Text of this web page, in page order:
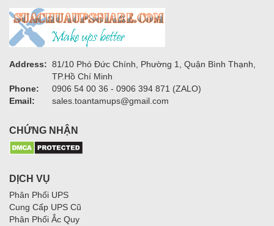
Address: 81/10 Phó Đức Chính, Phường 1, Quận Bình Thạnh,
TP.Hồ Chí Minh
Phone:
0906 54 00 36 - 0906 394 871 (ZALO)
Email:
sales.toantamups@gmail.com
CHỨNG NHẬN
DỊCH VỤ
Phân Phối UPS
Cung Cấp UPS Cũ
Phân Phối Ắc Quy